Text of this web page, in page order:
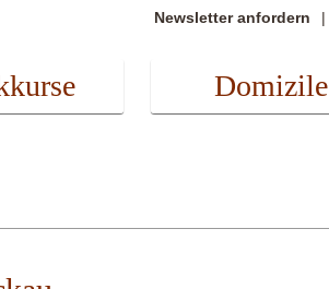
Newsletter anfordern
Domizile